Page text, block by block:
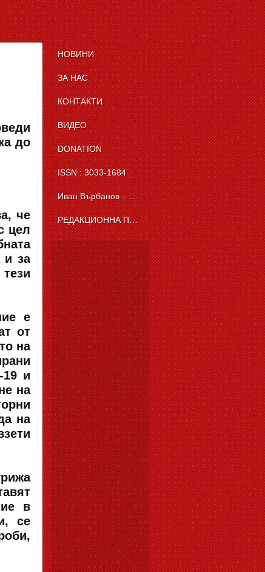
до
че
цел
и за
е
от
на
19 и
на
на
в
се
НОВИНИ
ЗА НАС
КОНТАКТИ
ВИДЕО
DONATION
ISSN : 3033-1684
Иван Върбанов – журналист | The News BG Reporter
РЕДАКЦИОННА ПОЛИТИКА НА THE NEWS BG REPORTER